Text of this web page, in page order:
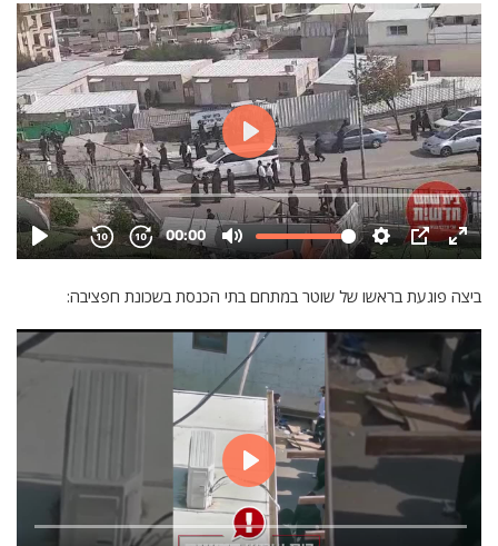
ביצה פוגעת בראשו של שוטר במתחם בתי הכנסת בשכונת חפציבה: